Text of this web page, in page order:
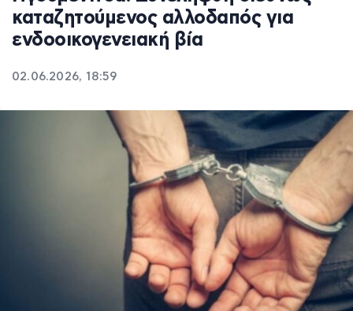
καταζητούμενος αλλοδαπός για
ενδοοικογενειακή βία
02.06.2026, 18:59